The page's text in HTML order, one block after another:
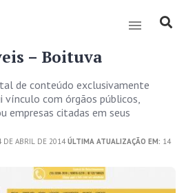
– Boituva
de conteúdo exclusivamente
com órgãos públicos,
empresas citadas em seus
DE ABRIL DE 2014ÚLTIMA ATUALIZAÇÃO EM: 14